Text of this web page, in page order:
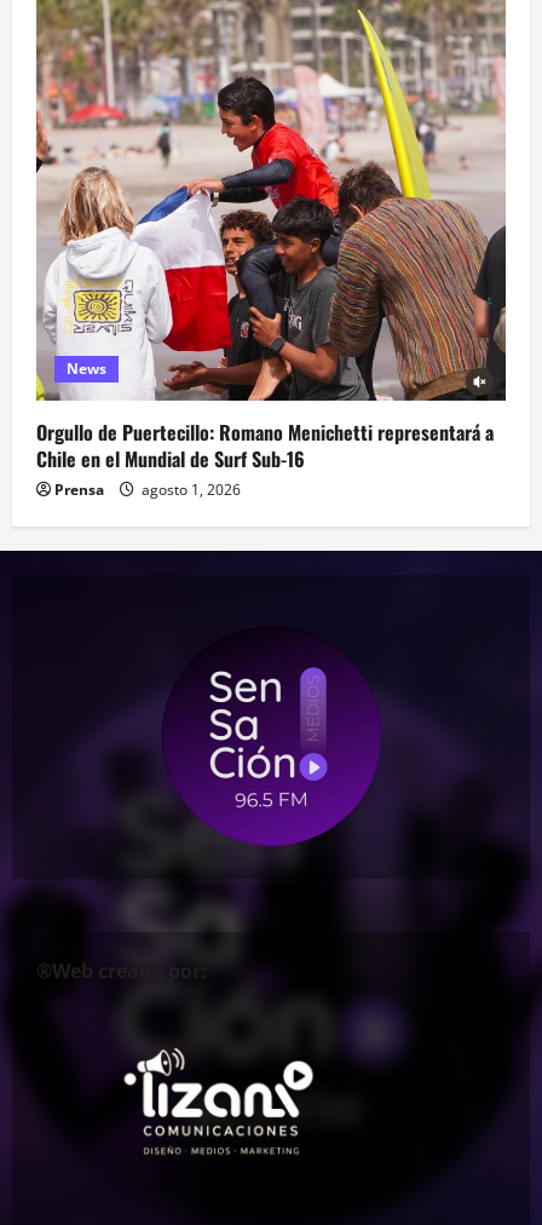
News
Orgullo de Puertecillo: Romano Menichetti representará a
Chile en el Mundial de Surf Sub-16
Prensa agosto 1, 2026
®Web creada por: